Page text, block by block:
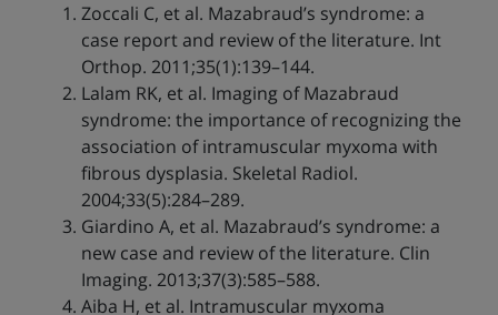
Zoccali C, et al. Mazabraud’s syndrome: a
case report and review of the literature. Int
Orthop. 2011;35(1):139–144.
Lalam RK, et al. Imaging of Mazabraud
syndrome: the importance of recognizing the
association of intramuscular myxoma with
fibrous dysplasia. Skeletal Radiol.
2004;33(5):284–289.
Giardino A, et al. Mazabraud’s syndrome: a
new case and review of the literature. Clin
Imaging. 2013;37(3):585–588.
Aiba H, et al. Intramuscular myxoma